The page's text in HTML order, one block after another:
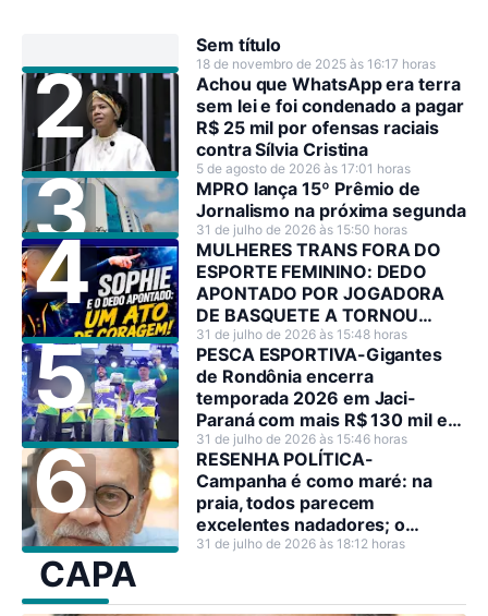
Sem título
18 de novembro de 2025 às 16:17 horas
Achou que WhatsApp era terra
sem lei e foi condenado a pagar
R$ 25 mil por ofensas raciais
contra Sílvia Cristina
5 de agosto de 2026 às 17:01 horas
MPRO lança 15º Prêmio de
Jornalismo na próxima segunda
31 de julho de 2026 às 15:50 horas
MULHERES TRANS FORA DO
ESPORTE FEMININO: DEDO
APONTADO POR JOGADORA
DE BASQUETE A TORNOU
HEROÍNA NO SEU PAÍS
31 de julho de 2026 às 15:48 horas
PESCA ESPORTIVA-Gigantes
de Rondônia encerra
temporada 2026 em Jaci-
Paraná com mais R$ 130 mil em
premiações
31 de julho de 2026 às 15:46 horas
RESENHA POLÍTICA-
Campanha é como maré: na
praia, todos parecem
excelentes nadadores; o
problema surge quando o mar
31 de julho de 2026 às 18:12 horas
CAPA